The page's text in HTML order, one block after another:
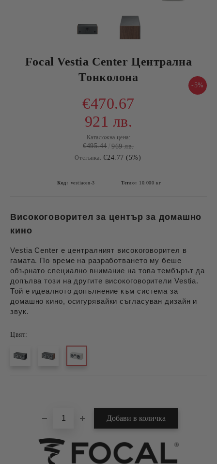
Focal Vestia Center Централна
Тонколона
-5%
€470.67
921 лв.
Каталожна цена:
€495.44 969 лв.
Отстъпка: €24.77 (5%)
Код: vestiacen-3 Тегло: 10.000 кг
Високоговорител за център за домашно
кино
Произведено
Франция
Vestia Center е централният високоговорител в
гамата. По време на разработването му беше
обърнато специално внимание на това тембърът да
допълва този на другите високоговорители Vestia.
Той е идеалното допълнение към система за
домашно кино, осигурявайки съгласуван дизайн и
звук.
Цвят: